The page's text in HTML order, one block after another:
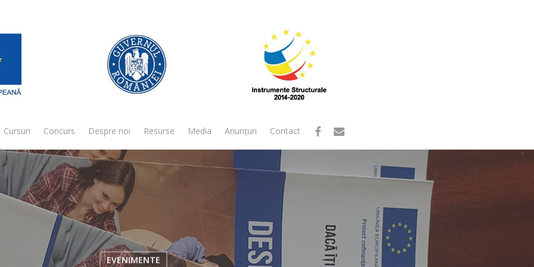
Cursuri Concurs Despre noi Resurse Media Anunțuri Contact facebook
email
EVENIMENTE